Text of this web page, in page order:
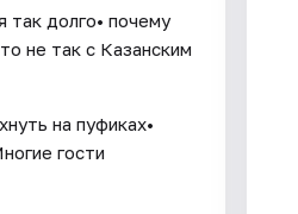
так долго• почему
не так с Казанским
на пуфиках•
гости